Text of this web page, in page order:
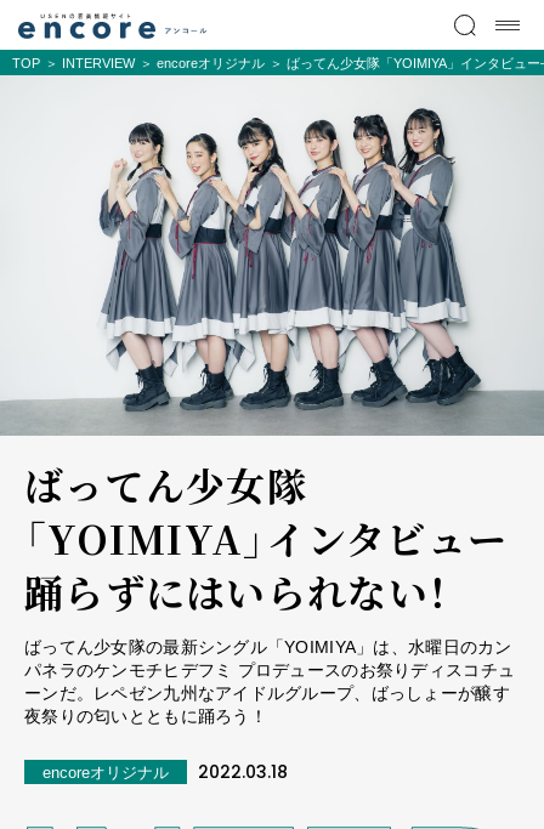
TOP INTERVIEW encoreオリジナル ばってん少女隊「YOIMIYA」インタビュ
ばってん少女隊
「YOIMIYA」インタビュー――
踊らずにはいられない！
ばってん少女隊の最新シングル「YOIMIYA」は、水曜日のカン
パネラのケンモチヒデフミ プロデュースのお祭りディスコチュ
ーンだ。レペゼン九州なアイドルグループ、ばっしょーが醸す
夜祭りの匂いとともに踊ろう！
encoreオリジナル 2022.03.18